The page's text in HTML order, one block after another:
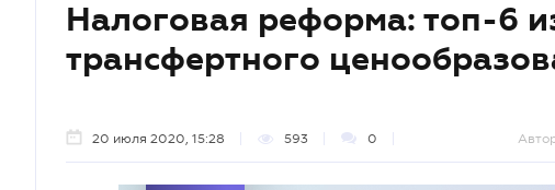
Налоговая реформа: топ-6
трансфертного
20 июля 2020, 15:28 593 0